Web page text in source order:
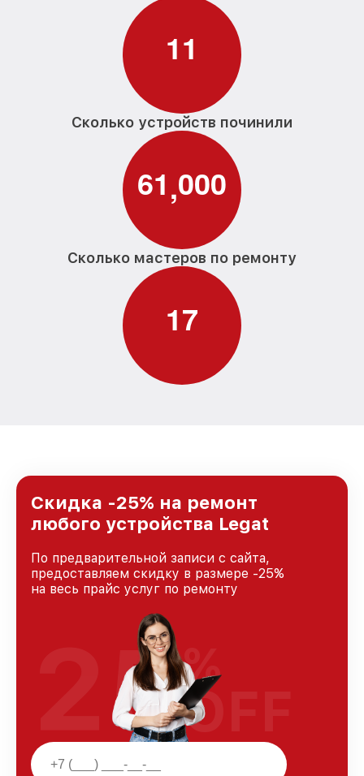
11
Сколько устройств починили
61,000
Сколько мастеров по ремонту
17
Скидка -25% на ремонт
любого устройства Legat
По предварительной записи с сайта,
предоставляем скидку в размере -25%
на весь прайс услуг по ремонту
25%
OFF